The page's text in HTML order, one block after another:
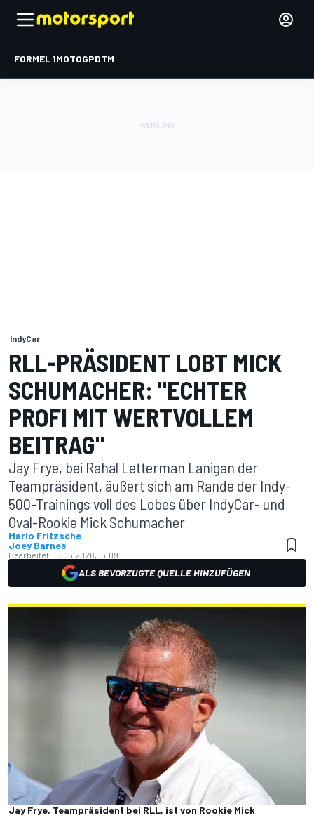
FORMEL 1MOTOGPDTM
IndyCar
RLL-PRÄSIDENT LOBT MICK
SCHUMACHER: "ECHTER
PROFI MIT WERTVOLLEM
BEITRAG"
Jay Frye, bei Rahal Letterman Lanigan der
Teampräsident, äußert sich am Rande der Indy-
500-Trainings voll des Lobes über IndyCar- und
Oval-Rookie Mick Schumacher
Mario Fritzsche
Joey Barnes
Bearbeitet: 15.05.2026, 15:09
ALS BEVORZUGTE QUELLE HINZUFÜGEN
Jay Frye, Teampräsident bei RLL, ist von Rookie Mick